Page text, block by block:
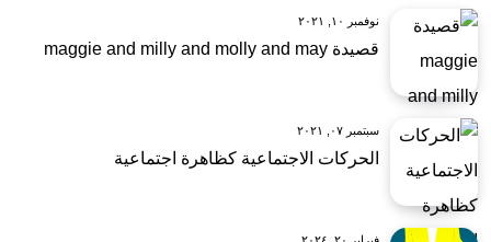
نوفمبر ١٠, ٢٠٢١
قصيدة maggie and milly and molly and may
سبتمبر ٠٧, ٢٠٢١
الحركات الاجتماعية كظاهرة اجتماعية